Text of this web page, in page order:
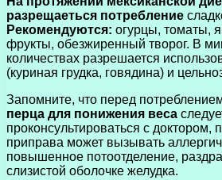
разрещаеться потребление
Рекомендуются: огурцы, томаты,
фрукты, обезжиренный творог. В
количествах разрешается
(куриная грудка, говядина) и
Запомните, что перед
перца для понижения веса
проконсультироваться с доктором,
приправа может вызывать
повышенное потоотделение,
слизистой оболочке желудка.